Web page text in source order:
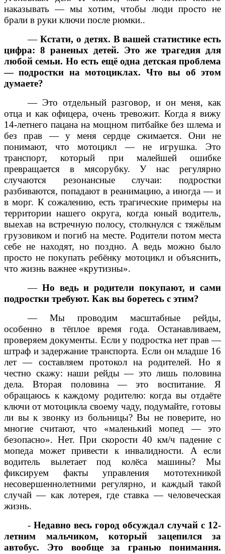
наказывать — мы хотим, чтобы люди просто не
брали в руки ключи после рюмки..
—Кстати, о детях. В вашей статистике есть
цифра: 8 раненых детей. Это же трагедия для
любой семьи. Но есть ещё одна детская проблема
— подростки на мотоциклах. Что вы об этом
думаете?
— Это отдельный разговор, и он меня, как
отца и как офицера, очень тревожит. Когда я вижу
14-летнего пацана на мощном питбайке без шлема и
без прав — у меня сердце сжимается. Они не
понимают, что мотоцикл — не игрушка. Это
транспорт, который при малейшей ошибке
превращается в мясорубку. У нас регулярно
случаются резонансные случаи: подростки
разбиваются, попадают в реанимацию, а иногда — и
в морг. К сожалению, есть трагические примеры на
территории нашего округа, когда юный водитель,
выехав на встречную полосу, столкнулся с тяжёлым
грузовиком и погиб на месте. Родители потом места
себе не находят, но поздно. А ведь можно было
просто не покупать ребёнку мотоцикл и объяснить,
что жизнь важнее «крутизны».
— Но ведь и родители покупают, и сами
подростки требуют. Как вы боретесь с этим?
— Мы проводим масштабные рейды,
особенно в тёплое время года. Останавливаем,
проверяем документы. Если у подростка нет прав —
штраф и задержание транспорта. Если он младше 16
лет — составляем протокол на родителей. Но я
честно скажу: наши рейды — это лишь половина
дела. Вторая половина — это воспитание. Я
обращаюсь к каждому родителю: когда вы отдаёте
ключи от мотоцикла своему чаду, подумайте, готовы
ли вы к звонку из больницы? Вы не поверите, но
многие считают, что «маленький мопед — это
безопасно». Нет. При скорости 40 км/ч падение с
мопеда может привести к инвалидности. А если
водитель вылетает под колёса машины? Мы
фиксируем факты управления мототехникой
несовершеннолетними регулярно, и каждый такой
случай — как лотерея, где ставка — человеческая
жизнь.
-Недавно весь город обсуждал случай с 12-
летним мальчиком, который зацепился за
автобус. Это вообще за гранью понимания.